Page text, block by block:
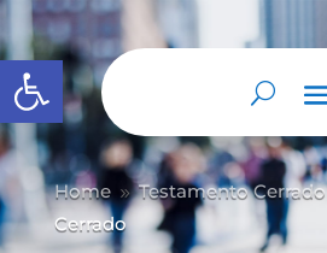
Abrir barra de herramientas
Home 9 Testamento Cerrado
Cerrado